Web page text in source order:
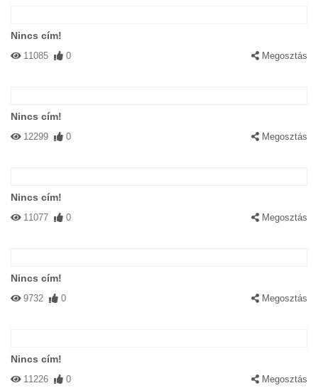
Nincs cím!
11085 0 Megosztás
Nincs cím!
12299 0 Megosztás
Nincs cím!
11077 0 Megosztás
Nincs cím!
9732 0 Megosztás
Nincs cím!
11226 0 Megosztás